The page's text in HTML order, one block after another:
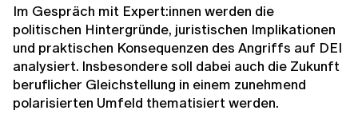
Im Gespräch mit Expert:innen werden die
politischen Hintergründe, juristischen Implikationen
und praktischen Konsequenzen des Angriffs auf DEI
analysiert. Insbesondere soll dabei auch die Zukunft
beruflicher Gleichstellung in einem zunehmend
polarisierten Umfeld thematisiert werden.